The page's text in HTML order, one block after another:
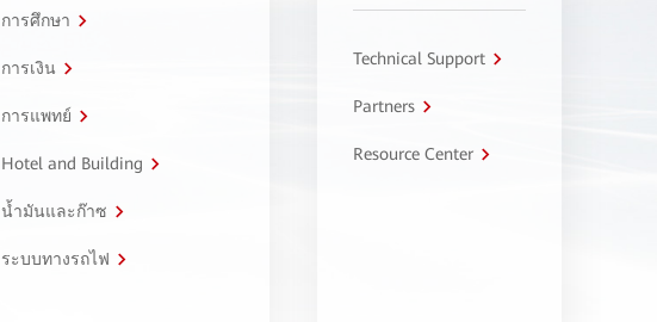
การศึกษา
การเงิน
การแพทย์
Hotel and Building
น้ำมันและก๊าซ
ระบบทางรถไฟ
Technical Support
Partners
Resource Center